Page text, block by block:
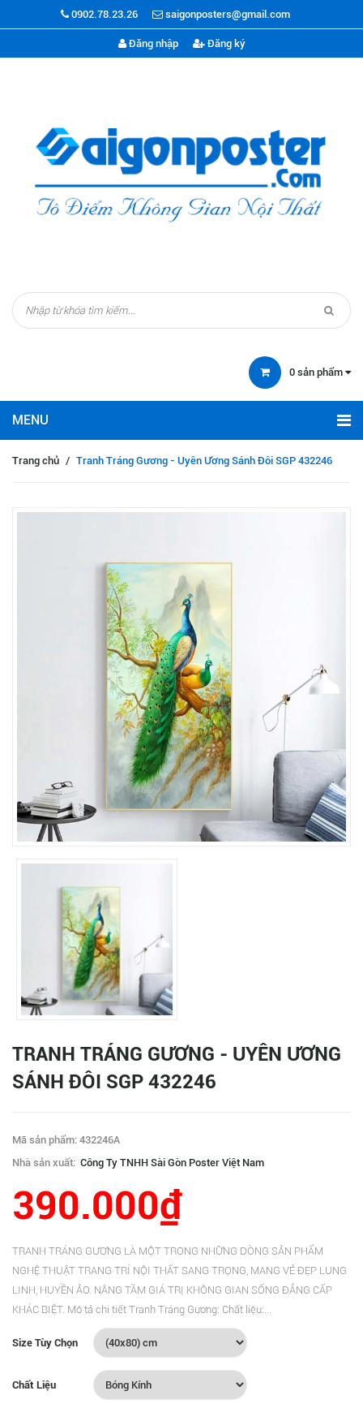
0902.78.23.26 saigonposters@gmail.com
Đăng nhập Đăng ký
0 sản phẩm
Trang chủ / Tranh Tráng Gương - Uyên Ương Sánh Đôi SGP 432246
TRANH TRÁNG GƯƠNG - UYÊN ƯƠNG
SÁNH ĐÔI SGP 432246
Mã sản phẩm: 432246A
Nhà sản xuất: Công Ty TNHH Sài Gòn Poster Việt Nam
390.000₫
TRANH TRÁNG GƯƠNG LÀ MỘT TRONG NHỮNG DÒNG SẢN PHẨM
NGHỆ THUẬT TRANG TRÍ NỘI THẤT SANG TRỌNG, MANG VẺ ĐẸP LUNG
LINH, HUYỀN ẢO. NÂNG TẦM GIÁ TRỊ KHÔNG GIAN SỐNG ĐẲNG CẤP
KHÁC BIỆT. Mô tả chi tiết Tranh Tráng Gương: Chất liệu:...
Size Tùy Chọn
Chất Liệu